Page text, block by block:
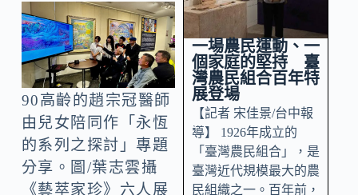
90高齡的趙宗冠醫師
由兒女陪同作「永恆
的系列之探討」專題
分享。圖/葉志雲攝
《藝萃家珍》六人展
一場農民運動、一
個家庭的堅持 臺
灣農民組合百年特
展登場
【記者 宋佳景/台中報
導】 1926年成立的
「臺灣農民組合」，是
臺灣近代規模最大的農
民組織之一。百年前，